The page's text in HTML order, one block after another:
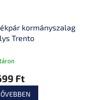
kormányszalag
Trento
Ft